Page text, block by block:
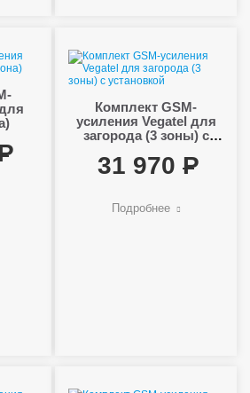
Комплект GSM-
усиления Vegatel для
загорода (3 зоны) с
31 970
Подробнее